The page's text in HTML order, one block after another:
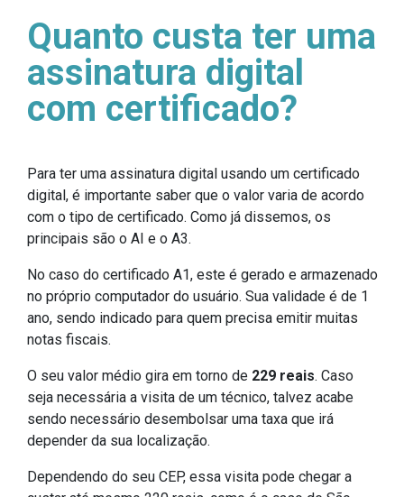
Quanto custa ter uma
assinatura digital
com certificado?
Para ter uma assinatura digital usando um certificado
digital, é importante saber que o valor varia de acordo
com o tipo de certificado. Como já dissemos, os
principais são o AI e o A3.
No caso do certificado A1, este é gerado e armazenado
no próprio computador do usuário. Sua validade é de 1
ano, sendo indicado para quem precisa emitir muitas
notas fiscais.
O seu valor médio gira em torno de 229 reais. Caso
seja necessária a visita de um técnico, talvez acabe
sendo necessário desembolsar uma taxa que irá
depender da sua localização.
Dependendo do seu CEP, essa visita pode chegar a